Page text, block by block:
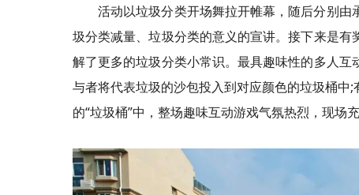
活动以垃圾分类开场舞拉开帷幕，随后分别由
圾分类减量、垃圾分类的意义的宣讲。接下来是
解了更多的垃圾分类小常识。最具趣味性的多人
与者将代表垃圾的沙包投入到对应颜色的垃圾桶
的“垃圾桶”中，整场趣味互动游戏气氛热烈，现场充